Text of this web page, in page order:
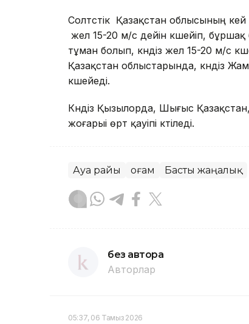
Солтүстік Қазақстан облысының кей
жел 15-20 м/с дейін күшейіп,
тұман болып, күндіз жел 15-20 м/с
Қазақстан облыстарында, күндіз
күшейеді.
Күндіз Қызылорда, Шығыс
жоғарыі өрт қауіпі күтіледі.
Ауа райы Қоғам Басты жаңалық
без автора
Авторлар
05:37, 06 Тамыз 2026